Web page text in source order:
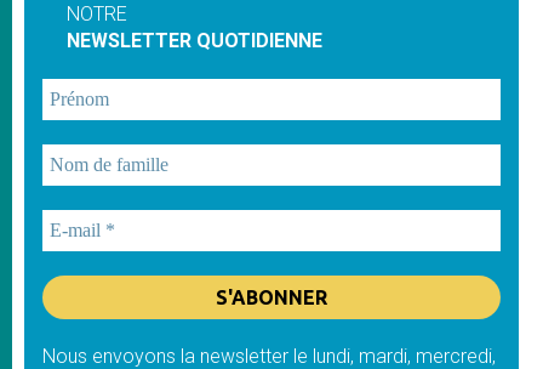
NOTRE
NEWSLETTER QUOTIDIENNE
Nous envoyons la newsletter le lundi, mardi, mercredi,